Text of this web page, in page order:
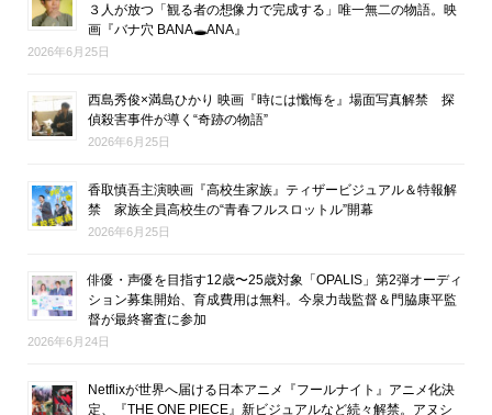
３人が放つ「観る者の想像力で完成する」唯一無二の物語。映
画『バナ穴 BANA🕳ANA』
2026年6月25日
西島秀俊×満島ひかり 映画『時には懺悔を』場面写真解禁 探
偵殺害事件が導く“奇跡の物語”
2026年6月25日
香取慎吾主演映画『高校生家族』ティザービジュアル＆特報解
禁 家族全員高校生の“青春フルスロットル”開幕
2026年6月25日
俳優・声優を目指す12歳〜25歳対象「OPALIS」第2弾オーディ
ション募集開始、育成費用は無料。今泉力哉監督＆門脇康平監
督が最終審査に参加
2026年6月24日
Netflixが世界へ届ける日本アニメ『フールナイト』アニメ化決
定、『THE ONE PIECE』新ビジュアルなど続々解禁。アヌシ